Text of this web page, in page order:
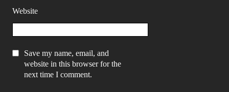
Website
Save my name, email, and
website in this browser for the
next time I comment.